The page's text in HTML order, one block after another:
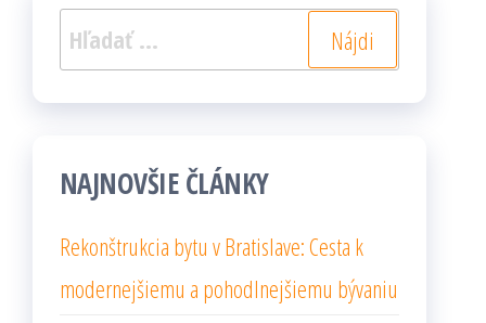
Hľadať:
NAJNOVŠIE ČLÁNKY
Rekonštrukcia bytu v Bratislave: Cesta k
modernejšiemu a pohodlnejšiemu bývaniu